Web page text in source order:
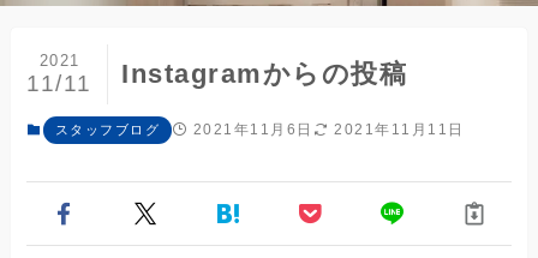
Instagramからの投稿
2021
11/11
スタッフブログ 2021年11月6日 2021年11月11日